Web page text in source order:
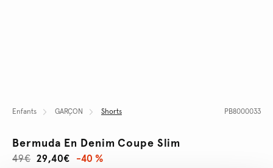
Enfants GARÇON Shorts PB8000033
Bermuda En Denim Coupe Slim
29,40€
49€ -40 %